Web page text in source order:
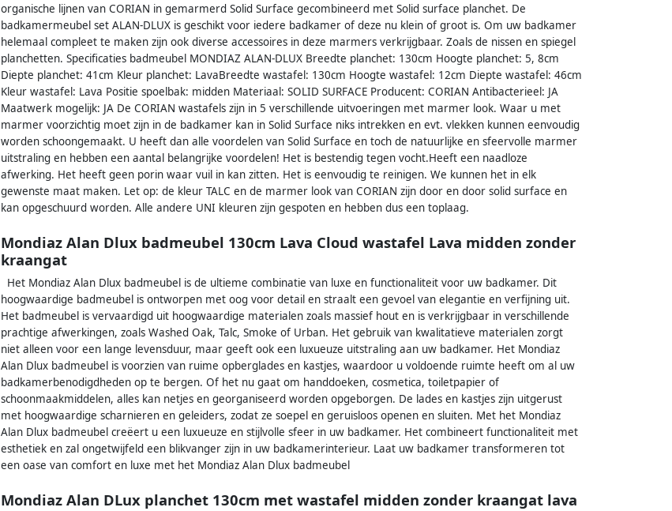
organische lijnen van CORIAN in gemarmerd Solid Surface gecombineerd met Solid surface planchet. De
badkamermeubel set ALAN-DLUX is geschikt voor iedere badkamer of deze nu klein of groot is. Om uw badkamer
helemaal compleet te maken zijn ook diverse accessoires in deze marmers verkrijgbaar. Zoals de nissen en spiegel
planchetten. Specificaties badmeubel MONDIAZ ALAN-DLUX Breedte planchet: 130cm Hoogte planchet: 5, 8cm
Diepte planchet: 41cm Kleur planchet: LavaBreedte wastafel: 130cm Hoogte wastafel: 12cm Diepte wastafel: 46cm
Kleur wastafel: Lava Positie spoelbak: midden Materiaal: SOLID SURFACE Producent: CORIAN Antibacterieel: JA
Maatwerk mogelijk: JA De CORIAN wastafels zijn in 5 verschillende uitvoeringen met marmer look. Waar u met
marmer voorzichtig moet zijn in de badkamer kan in Solid Surface niks intrekken en evt. vlekken kunnen eenvoudig
worden schoongemaakt. U heeft dan alle voordelen van Solid Surface en toch de natuurlijke en sfeervolle marmer
uitstraling en hebben een aantal belangrijke voordelen! Het is bestendig tegen vocht.Heeft een naadloze
afwerking. Het heeft geen porin waar vuil in kan zitten. Het is eenvoudig te reinigen. We kunnen het in elk
gewenste maat maken. Let op: de kleur TALC en de marmer look van CORIAN zijn door en door solid surface en
kan opgeschuurd worden. Alle andere UNI kleuren zijn gespoten en hebben dus een toplaag.
Mondiaz Alan Dlux badmeubel 130cm Lava Cloud wastafel Lava midden zonder
kraangat
Het Mondiaz Alan Dlux badmeubel is de ultieme combinatie van luxe en functionaliteit voor uw badkamer. Dit
hoogwaardige badmeubel is ontworpen met oog voor detail en straalt een gevoel van elegantie en verfijning uit.
Het badmeubel is vervaardigd uit hoogwaardige materialen zoals massief hout en is verkrijgbaar in verschillende
prachtige afwerkingen, zoals Washed Oak, Talc, Smoke of Urban. Het gebruik van kwalitatieve materialen zorgt
niet alleen voor een lange levensduur, maar geeft ook een luxueuze uitstraling aan uw badkamer. Het Mondiaz
Alan Dlux badmeubel is voorzien van ruime opberglades en kastjes, waardoor u voldoende ruimte heeft om al uw
badkamerbenodigdheden op te bergen. Of het nu gaat om handdoeken, cosmetica, toiletpapier of
schoonmaakmiddelen, alles kan netjes en georganiseerd worden opgeborgen. De lades en kastjes zijn uitgerust
met hoogwaardige scharnieren en geleiders, zodat ze soepel en geruisloos openen en sluiten. Met het Mondiaz
Alan Dlux badmeubel creëert u een luxueuze en stijlvolle sfeer in uw badkamer. Het combineert functionaliteit met
esthetiek en zal ongetwijfeld een blikvanger zijn in uw badkamerinterieur. Laat uw badkamer transformeren tot
een oase van comfort en luxe met het Mondiaz Alan Dlux badmeubel
Mondiaz Alan DLux planchet 130cm met wastafel midden zonder kraangat lava